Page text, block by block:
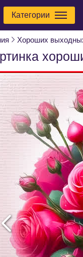
Категории
Хороших